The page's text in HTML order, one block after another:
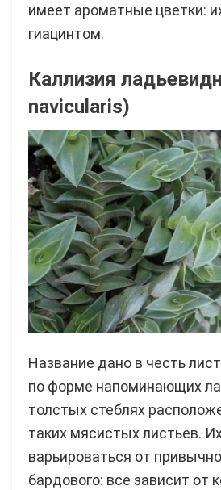
имеет ароматные цветки:
гиацинтом.
Каллизия
navicularis)
Название дано в честь
по форме напоминающих
толстых стеблях
таких мясистых листьев.
варьироваться от
бардового: все зависит от